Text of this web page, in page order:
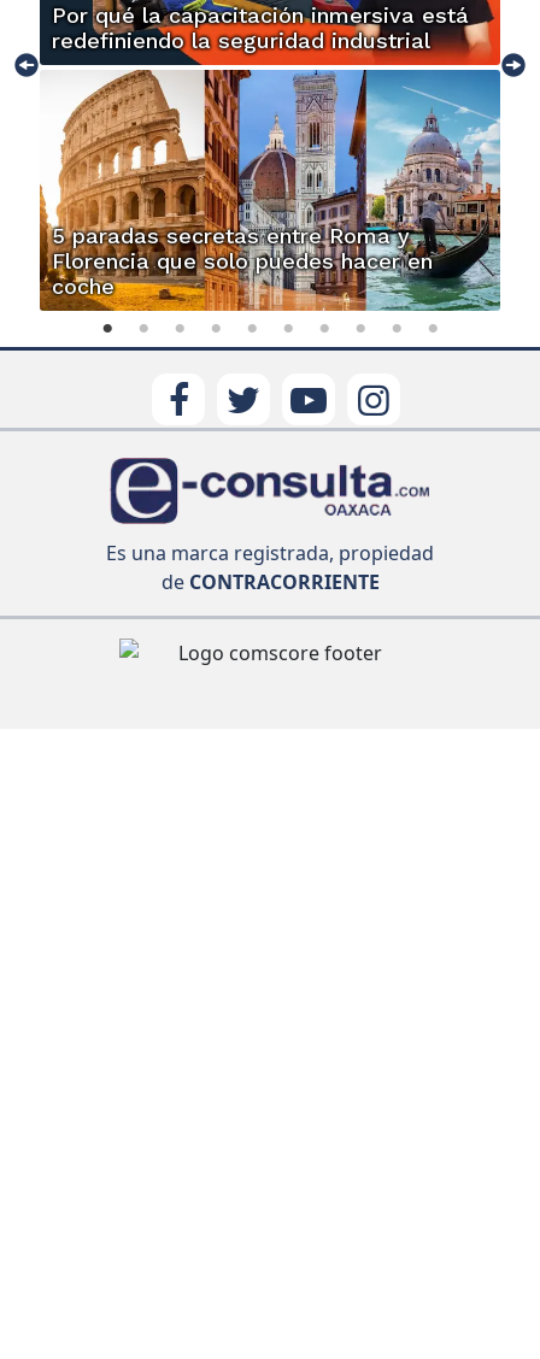
Por qué la capacitación inmersiva está
redefiniendo la seguridad industrial
5 paradas secretas entre Roma y
Florencia que solo puedes hacer en
coche
Es una marca registrada, propiedad
deCONTRACORRIENTE